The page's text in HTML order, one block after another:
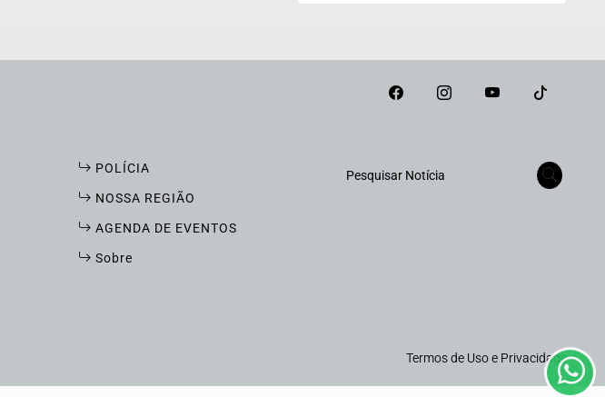
POLÍCIA
NOSSA REGIÃO
AGENDA DE EVENTOS
Sobre
Pesquisar Notícia
Termos de Uso e Privacidade